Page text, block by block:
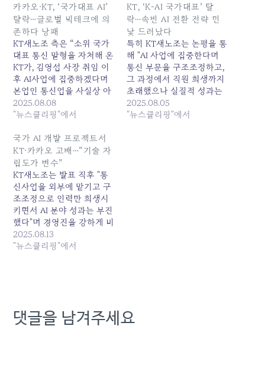
카카오·KT, ‘국가대표 AI’
탈락…글로벌 빅테크에 의
존하다 낭패
KT새노조 측은 “소위 국가
대표 통신 맏형을 자처해 온
KT가, 김영섭 사장 취임 이
후 AI사업에 집중하겠다며
본업인 통신업을 사실상 아
웃소싱해 가면서 AI사업에
집중했음에도 정부가 선정
원본 기사: 카카오·KT, '국가
대표 AI' 탈락…글로벌 빅테
크에 의존하다 낭패 발행일:
2025-08-08 02:00:00
2025.08.08
"뉴스클리핑"에서
KT, ‘K-AI 국가대표’ 탈
락…속빈 AI 전환 전략 민
낯 드러났다
특히 KT새노조는 논평을 통
해 "AI 사업에 집중한다며
통신 부문을 구조조정하고,
그 과정에서 직원 희생까지
초래했으나 실질적 성과는
전무했다"며 김영섭 대표의
공개 사과와 책임 있는 거취
2025.08.05
"뉴스클리핑"에서
국가 AI 개발 프로젝트서
KT·카카오 고배…”기술 자
립도가 변수”
KT새노조는 발표 직후 "통
신사업을 외부에 맡기고 구
조조정으로 인력만 희생시
키면서 AI 분야 성과는 부진
했다"며 경영진을 강하게 비
판했다. 다만 KT의 AI 시장
경쟁력 자체가 꺾였다고 보
01:50:00
2025.08.13
"뉴스클리핑"에서
댓글을 남겨주세요